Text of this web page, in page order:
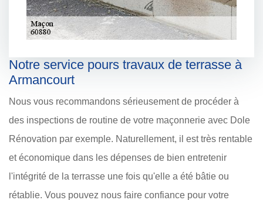
Notre service pours travaux de terrasse à
Armancourt
Nous vous recommandons sérieusement de procéder à
des inspections de routine de votre maçonnerie avec Dole
Rénovation par exemple. Naturellement, il est très rentable
et économique dans les dépenses de bien entretenir
l'intégrité de la terrasse une fois qu'elle a été bâtie ou
rétablie. Vous pouvez nous faire confiance pour votre